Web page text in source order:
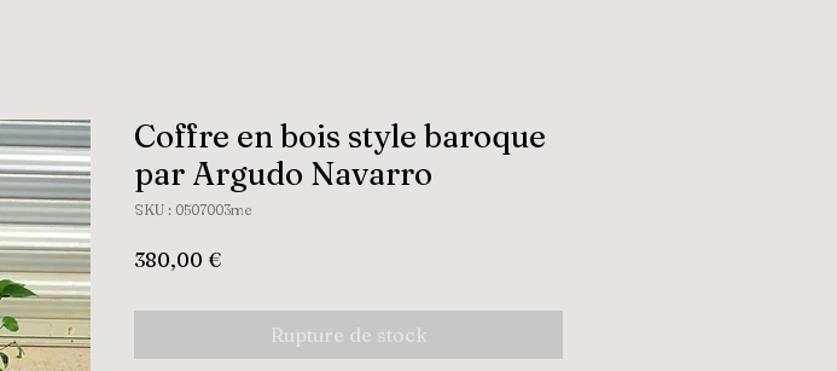
Coffre en bois style baroque
par Argudo Navarro
SKU : 0507003me
380,00 €Prix
Rupture de stock